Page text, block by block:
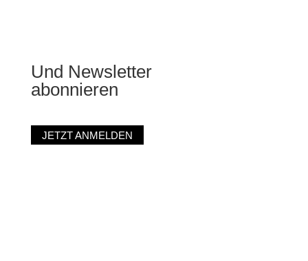
Und Newsletter
abonnieren
JETZT ANMELDEN